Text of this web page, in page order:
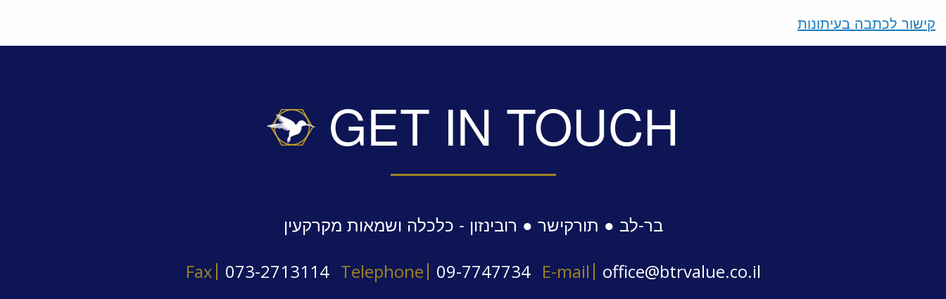
קישור לכתבה בעיתונות
GET IN TOUCH
בר-לב ● תורקישר ● רובינזון - כלכלה ושמאות מקרקעין
Fax 073-2713114 Telephone 09-7747734 E-mail office@btrvalue.co.il